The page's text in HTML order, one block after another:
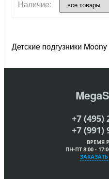
Наличие:
Детские подгузники Moony
+7 (495)
+7 (991)
ВРЕМЯ
ПН-ПТ 8:00 -